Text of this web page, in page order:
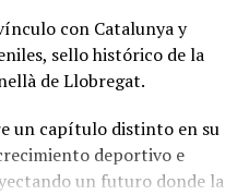
con Catalunya y
sello histórico de la
de Llobregat.
un capítulo distinto en su
deportivo e
un futuro donde la